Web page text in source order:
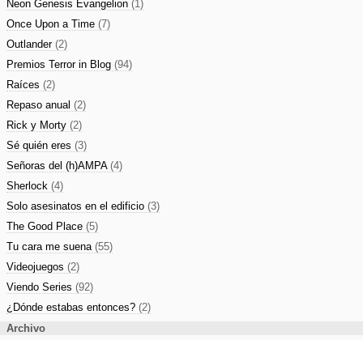
Neon Genesis Evangelion (1)
Once Upon a Time (7)
Outlander (2)
Premios Terror in Blog (94)
Raíces (2)
Repaso anual (2)
Rick y Morty (2)
Sé quién eres (3)
Señoras del (h)AMPA (4)
Sherlock (4)
Solo asesinatos en el edificio (3)
The Good Place (5)
Tu cara me suena (55)
Videojuegos (2)
Viendo Series (92)
¿Dónde estabas entonces? (2)
Archivo